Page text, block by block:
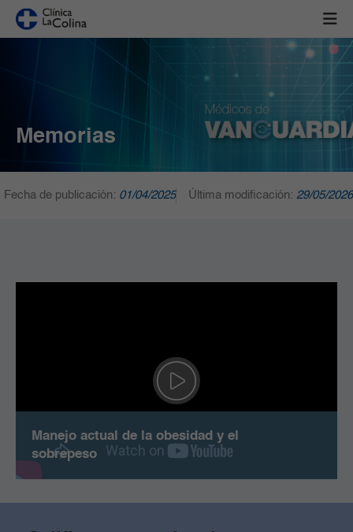
Memorias
Fecha de publicación: 01/04/2025 Última modificación: 29/05/2026
Manejo actual de la obesidad y el
sobrepeso